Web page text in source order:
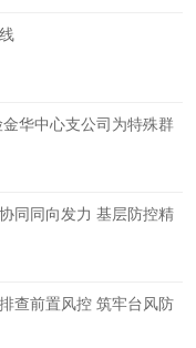
华中心支公司为特殊群
同同向发力 基层防控精
查前置风控 筑牢台风防